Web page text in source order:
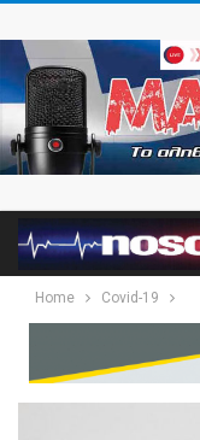
Home Covid-19